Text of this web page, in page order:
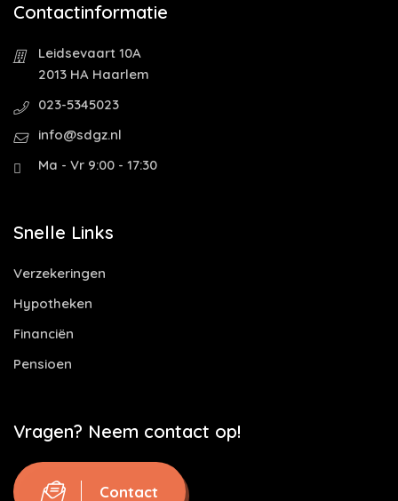
Contactinformatie
Leidsevaart 10A
2013 HA Haarlem
023-5345023
info@sdgz.nl
Ma - Vr 9:00 - 17:30
Snelle Links
Verzekeringen
Hypotheken
Financiën
Pensioen
Vragen? Neem contact op!
Contact